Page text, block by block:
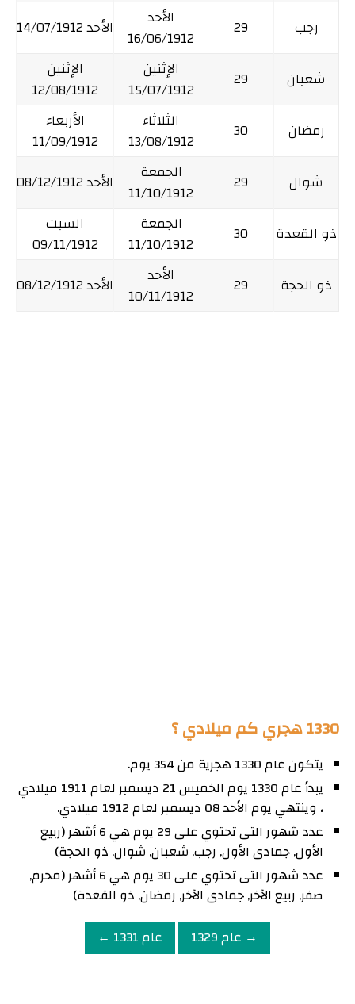
رجب
29
الأحد
16/06/1912
الأحد 14/07/1912
شعبان 29
الإثنين
15/07/1912
الإثنين
12/08/1912
رمضان
30
الثلاثاء
13/08/1912
الأربعاء
11/09/1912
شوال
29
الجمعة
11/10/1912
الأحد 08/12/1912
ذو القعدة 30
الجمعة
11/10/1912
السبت
09/11/1912
ذو الحجة
29
الأحد
10/11/1912
الأحد 08/12/1912
1330 هجري كم ميلادي ؟
يتكون عام 1330 هجرية من 354 يوم.
يبدأ عام 1330 يوم الخميس 21 ديسمبر لعام 1911 ميلادي
، وينتهي يوم الأحد 08 ديسمبر لعام 1912 ميلادي.
عدد شهور التى تحتوي على 29 يوم هي 6 أشهر (ربيع
الأول, جمادى الأول, رجب, شعبان, شوال, ذو الحجة)
عدد شهور التى تحتوي على 30 يوم هي 6 أشهر (محرم,
صفر, ربيع الآخر, جمادى الآخر, رمضان, ذو القعدة)
→ عام 1329
عام 1331 ←